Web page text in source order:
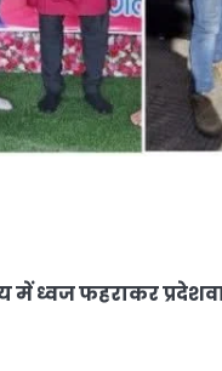
ध्वज फहराकर